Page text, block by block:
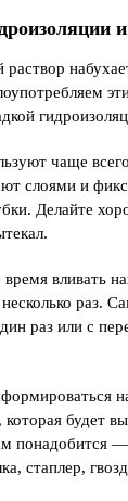
раствор
чаще
слоями и
Делайте
время вливать
несколько раз.
раз или с
которая будет
понадобится
стаплер,